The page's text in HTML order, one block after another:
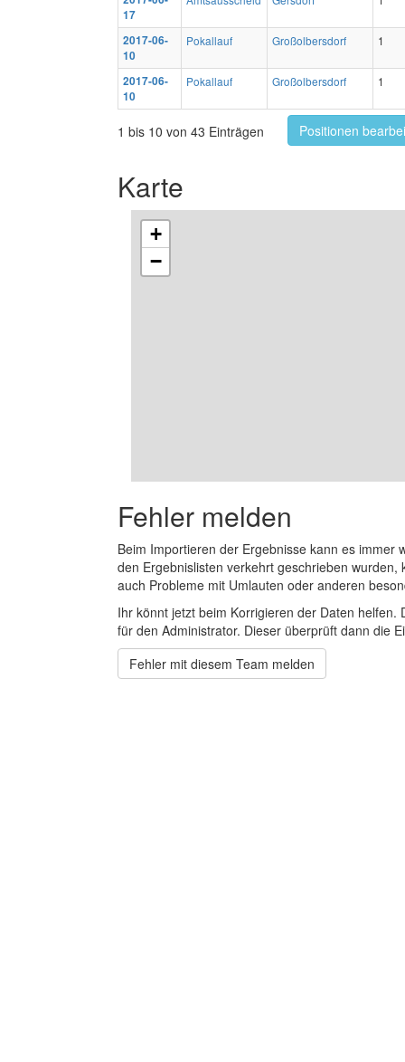
17
2017-06-
10
Pokallauf Großolbersdorf 1
2017-06-
10
Pokallauf Großolbersdorf 1
1 bis 10 von 43 Einträgen Positionen
Karte
+
−
Fehler melden
Beim Importieren der Ergebnisse kann es
den Ergebnislisten verkehrt geschrieben
auch Probleme mit Umlauten oder anderen
Ihr könnt jetzt beim Korrigieren der Daten
für den Administrator. Dieser überprüft dann die
Fehler mit diesem Team melden